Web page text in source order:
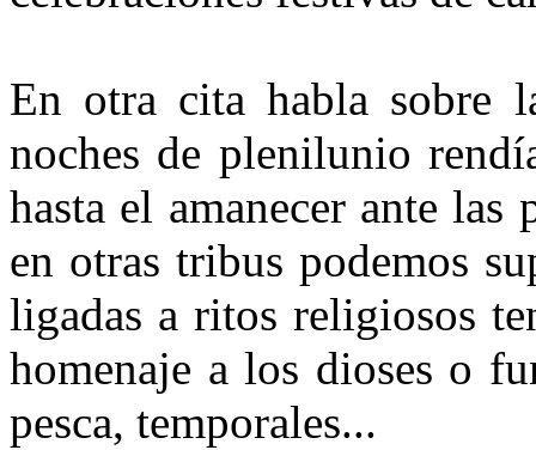
En otra cita habla sobre
noches de plenilunio
hasta el amanecer ante las
en otras tribus podemos
ligadas a ritos religiosos
homenaje a los dioses o
pesca, temporales...